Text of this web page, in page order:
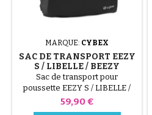
MARQUE: CYBEX
SAC DE TRANSPORT EEZY
S / LIBELLE / BEEZY
Sac de transport pour
poussette EEZY S / LIBELLE /
BEEZY. Compatible avec les
Prix
59,90 €